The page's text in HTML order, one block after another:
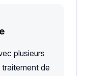
plusieurs
de